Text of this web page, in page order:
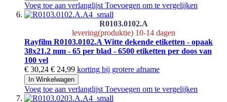
Voeg toe aan verlanglijst Toevoegen om te vergelijken
R0103.0102.A
levering(produktie) 10-14 dagen
Rayfilm R0103.0102.A Witte dekende etiketten - opaak
38x21.2 mm - 65 per blad - 6500 etiketten per doos van
100 vel
€ 30,24 € 24,99 korting bij grotere afname
In Winkelwagen
Voeg toe aan verlanglijst Toevoegen om te vergelijken